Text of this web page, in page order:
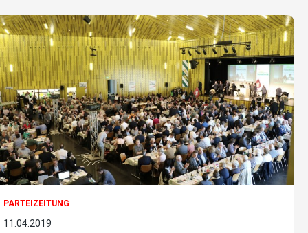
PARTEIZEITUNG
11.04.2019